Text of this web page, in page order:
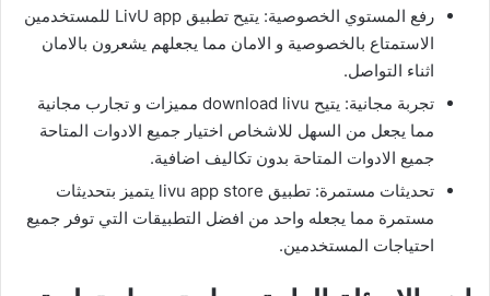
رفع المستوي الخصوصية: يتيح تطبيق LivU app للمستخدمين
الاستمتاع بالخصوصية و الامان مما يجعلهم يشعرون بالامان
اثناء التواصل.
تجربة مجانية: يتيح download livu مميزات و تجارب مجانية
مما يجعل من السهل للاشخاص اختيار جميع الادوات المتاحة
جميع الادوات المتاحة بدون تكاليف اضافية.
تحديثات مستمرة: تطبيق livu app store يتميز بتحديثات
مستمرة مما يجعله واحد من افضل التطبيقات التي توفر جميع
احتياجات المستخدمين.